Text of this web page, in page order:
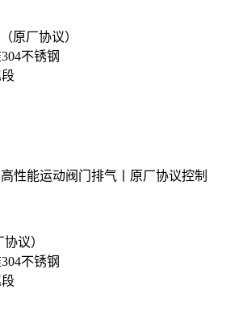
原厂协议）
不锈钢
性能运动阀门排气丨原厂协议控制
议）
不锈钢